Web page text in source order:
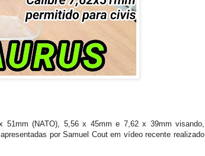
51mm (NATO), 5,56 x 45mm e 7,62 x 39mm visando,
por Samuel Cout em vídeo recente realizado